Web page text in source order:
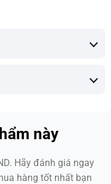
này
Hãy đánh giá ngay
hàng tốt nhất bạn